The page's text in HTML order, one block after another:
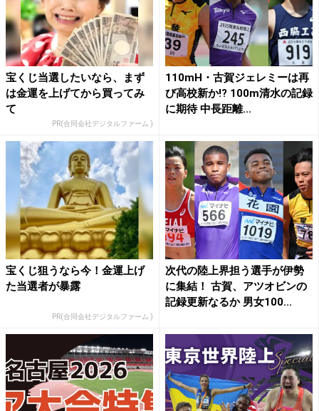
宝くじ当選したいなら、まず
は金運を上げてから買ってみ
て
PR(合同会社デジタルファーム )
110mH・古賀ジェレミーは再
び高校新か!? 100m清水の記録
に期待 中長距離...
宝くじ狙うなら今！金運上げ
た当選者が暴露
PR(合同会社デジタルファーム )
次代の陸上界担う選手が伊勢
に集結！ 古賀、アツオビンの
記録更新なるか 男女100...